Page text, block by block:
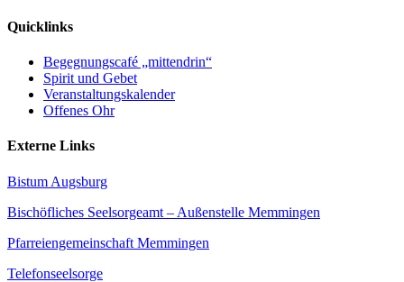
Quicklinks
Begegnungscafé „mittendrin“
Spirit und Gebet
Veranstaltungskalender
Offenes Ohr
Externe Links
Bistum Augsburg
Bischöfliches Seelsorgeamt – Außenstelle Memmingen
Pfarreiengemeinschaft Memmingen
Telefonseelsorge